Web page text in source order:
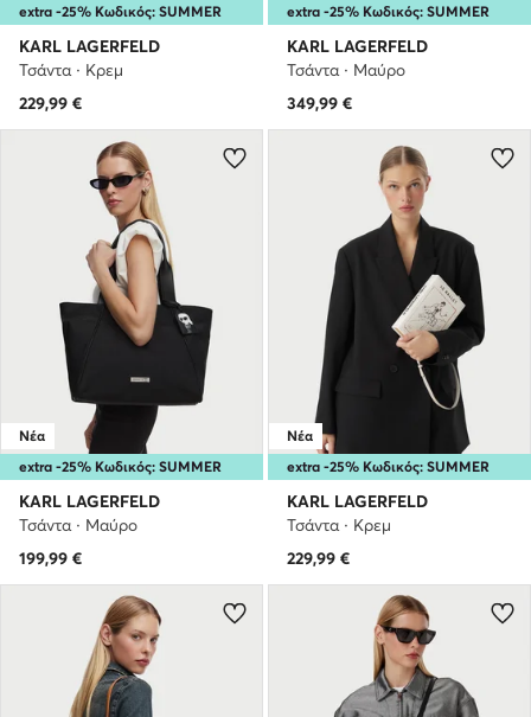
extra -25% Κωδικός: SUMMER
KARL LAGERFELD
Τσάντα · Κρεμ
229,99 €
extra -25% Κωδικός: SUMMER
KARL LAGERFELD
Τσάντα · Μαύρο
349,99 €
extra -25% Κωδικός: SUMMER
Νέα
KARL LAGERFELD
Τσάντα · Μαύρο
199,99 €
extra -25% Κωδικός: SUMMER
Νέα
KARL LAGERFELD
Τσάντα · Κρεμ
229,99 €